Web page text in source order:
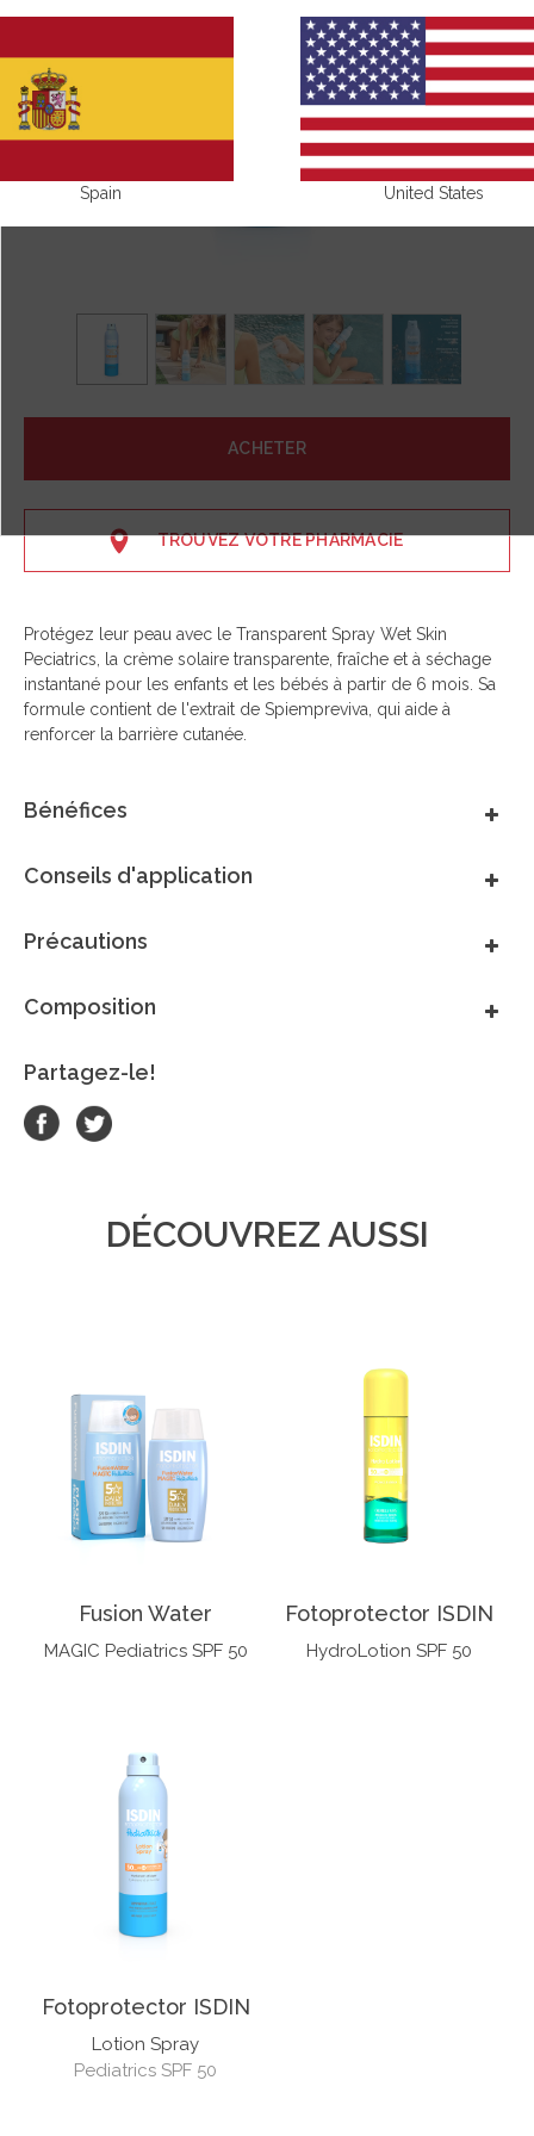
ACHETER
TROUVEZ VOTRE PHARMACIE
Protégez leur peau avec le Transparent Spray Wet Skin
Peciatrics, la crème solaire transparente, fraîche et à séchage
instantané pour les enfants et les bébés à partir de 6 mois. Sa
formule contient de l'extrait de Spiempreviva, qui aide à
renforcer la barrière cutanée.
Bénéfices
Conseils d'application
Précautions
Composition
Partagez-le!
DÉCOUVREZ AUSSI
Fusion Water
MAGIC Pediatrics SPF 50
Fotoprotector ISDIN
HydroLotion SPF 50
Fotoprotector ISDIN
Lotion Spray
Pediatrics SPF 50
Spain United States